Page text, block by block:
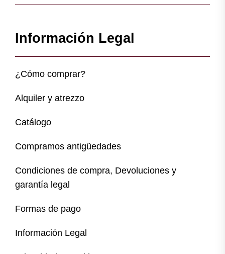
Información Legal
¿Cómo comprar?
Alquiler y atrezzo
Catálogo
Compramos antigüedades
Condiciones de compra, Devoluciones y
garantía legal
Formas de pago
Información Legal